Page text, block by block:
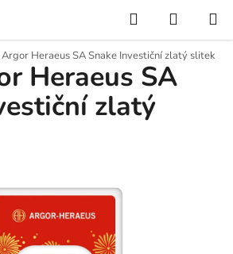
Hledat
Argor Heraeus SA Snake Investiční zlatý slitek
Heraeus SA
zlatý